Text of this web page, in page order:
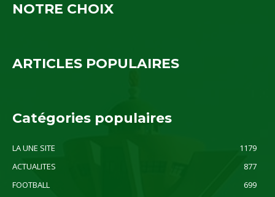
NOTRE CHOIX
ARTICLES POPULAIRES
Catégories populaires
LA UNE SITE
1179
ACTUALITES
877
FOOTBALL
699